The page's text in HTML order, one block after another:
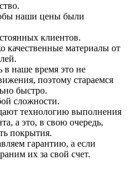
наши цены были
клиентов.
качественные материалы от
наше время это не
поэтому стараемся
быстро.
сложности.
технологию выполнения
а это, в свою очередь,
покрытия.
гарантию, а если
их за свой счет.